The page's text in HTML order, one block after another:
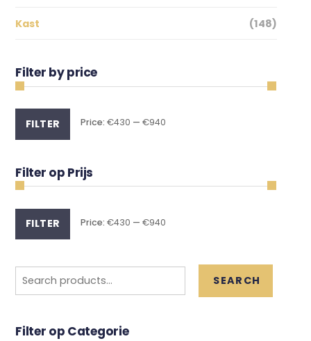
Kast (148)
Filter by price
FILTER Price:€430 —€940
Filter op Prijs
FILTER Price:€430 —€940
for:
SEARCH
Filter op Categorie